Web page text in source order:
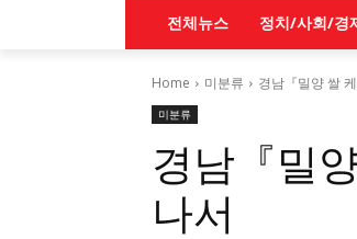
전체뉴스 정치/사회/경
Home 미분류 경남『밀양 쌀
미분류
경남『밀
나서